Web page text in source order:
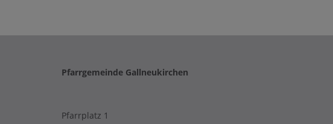
Pfarrgemeinde Gallneukirchen
Pfarrplatz 1